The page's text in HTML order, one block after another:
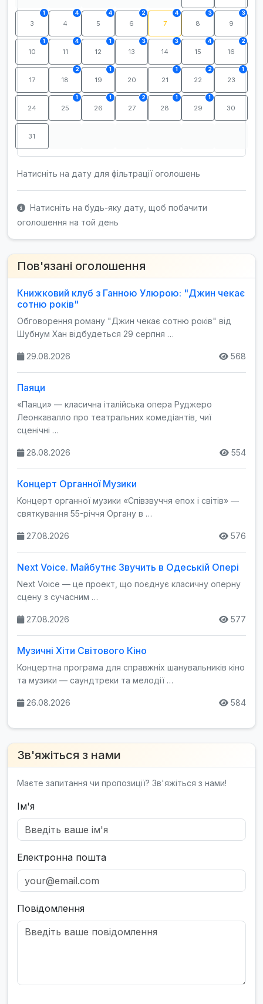
3
1
4
4
5
4
6
2
7
4
8
3
9
3
10
1
11
4
12
1
13
3
14
3
15
4
16
2
17 18
2
19
1
20 21
1
22
2
23
1
24 25
1
26
1
27
2
28
1
29
1
30
31
Натисніть на дату для фільтрації оголошень
Натисніть на будь-яку дату, щоб побачити
оголошення на той день
Пов'язані оголошення
Книжковий клуб з Ганною Улюрою: "Джин чекає
сотню років"
Обговорення роману "Джин чекає сотню років" від
Шубнум Хан відбудеться 29 серпня …
29.08.2026 568
Паяци
«Паяци» — класична італійська опера Руджеро
Леонкавалло про театральних комедіантів, чиї
сценічні …
28.08.2026 554
Концерт Органної Музики
Концерт органної музики «Співзвуччя епох і світів» —
святкування 55-річчя Органу в …
27.08.2026 576
Next Voice. Майбутнє Звучить в Одеській Опері
Next Voice — це проект, що поєднує класичну оперну
сцену з сучасним …
27.08.2026 577
Музичні Хіти Світового Кіно
Концертна програма для справжніх шанувальників кіно
та музики — саундтреки та мелодії …
26.08.2026 584
Зв'яжіться з нами
Маєте запитання чи пропозиції? Зв'яжіться з нами!
Ім'я
Електронна пошта
Повідомлення